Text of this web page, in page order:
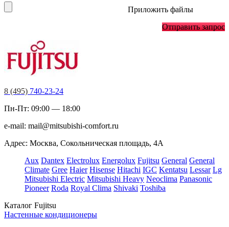
Приложить файлы
Отправить запрос
8 (495) 740-23-24
Пн-Пт: 09:00 — 18:00
e-mail: mail@mitsubishi-comfort.ru
Адрес: Москва, Сокольническая площадь, 4А
Aux Dantex Electrolux Energolux Fujitsu General General
Climate Gree Haier Hisense Hitachi IGC Kentatsu Lessar Lg
Mitsubishi Electric Mitsubishi Heavy Neoclima Panasonic
Pioneer Roda Royal Clima Shivaki Toshiba
Каталог Fujitsu
Настенные кондиционеры